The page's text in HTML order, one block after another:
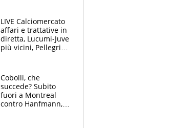
LIVE Calciomercato
affari e trattative in
diretta, Lucumi-Juve
più vicini, Pellegrini
Cobolli, che
succede? Subito
fuori a Montreal
contro Hanfmann,